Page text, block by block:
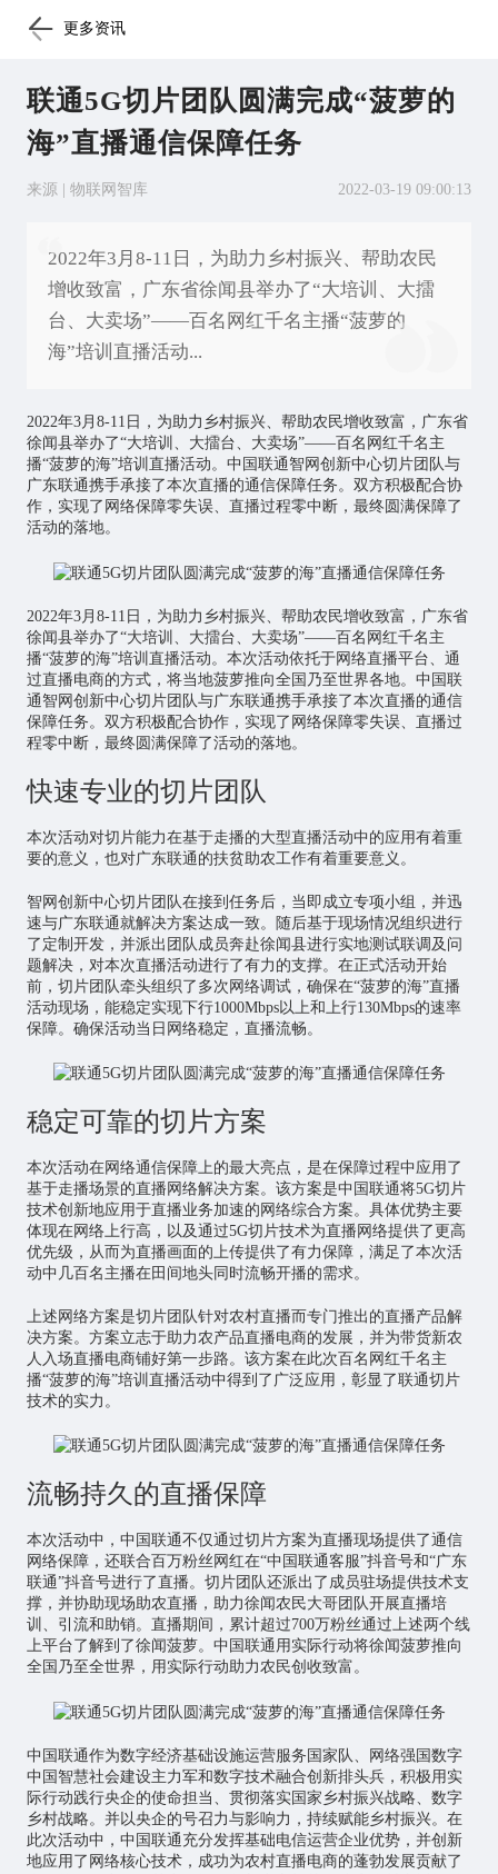
更多资讯
联通5G切片团队圆满完成“菠萝的
海”直播通信保障任务
来源 | 物联网智库 2022-03-19 09:00:13
2022年3月8-11日，为助力乡村振兴、帮助农民
增收致富，广东省徐闻县举办了“大培训、大擂
台、大卖场”——百名网红千名主播“菠萝的
海”培训直播活动...
2022年3月8-11日，为助力乡村振兴、帮助农民增收致富，广东省
徐闻县举办了“大培训、大擂台、大卖场”——百名网红千名主
播“菠萝的海”培训直播活动。中国联通智网创新中心切片团队与
广东联通携手承接了本次直播的通信保障任务。双方积极配合协
作，实现了网络保障零失误、直播过程零中断，最终圆满保障了
活动的落地。
2022年3月8-11日，为助力乡村振兴、帮助农民增收致富，广东省
徐闻县举办了“大培训、大擂台、大卖场”——百名网红千名主
播“菠萝的海”培训直播活动。本次活动依托于网络直播平台、通
过直播电商的方式，将当地菠萝推向全国乃至世界各地。中国联
通智网创新中心切片团队与广东联通携手承接了本次直播的通信
保障任务。双方积极配合协作，实现了网络保障零失误、直播过
程零中断，最终圆满保障了活动的落地。
快速专业的切片团队
本次活动对切片能力在基于走播的大型直播活动中的应用有着重
要的意义，也对广东联通的扶贫助农工作有着重要意义。
智网创新中心切片团队在接到任务后，当即成立专项小组，并迅
速与广东联通就解决方案达成一致。随后基于现场情况组织进行
了定制开发，并派出团队成员奔赴徐闻县进行实地测试联调及问
题解决，对本次直播活动进行了有力的支撑。在正式活动开始
前，切片团队牵头组织了多次网络调试，确保在“菠萝的海”直播
活动现场，能稳定实现下行1000Mbps以上和上行130Mbps的速率
保障。确保活动当日网络稳定，直播流畅。
稳定可靠的切片方案
本次活动在网络通信保障上的最大亮点，是在保障过程中应用了
基于走播场景的直播网络解决方案。该方案是中国联通将5G切片
技术创新地应用于直播业务加速的网络综合方案。具体优势主要
体现在网络上行高，以及通过5G切片技术为直播网络提供了更高
优先级，从而为直播画面的上传提供了有力保障，满足了本次活
动中几百名主播在田间地头同时流畅开播的需求。
上述网络方案是切片团队针对农村直播而专门推出的直播产品解
决方案。方案立志于助力农产品直播电商的发展，并为带货新农
人入场直播电商铺好第一步路。该方案在此次百名网红千名主
播“菠萝的海”培训直播活动中得到了广泛应用，彰显了联通切片
技术的实力。
流畅持久的直播保障
本次活动中，中国联通不仅通过切片方案为直播现场提供了通信
网络保障，还联合百万粉丝网红在“中国联通客服”抖音号和“广东
联通”抖音号进行了直播。切片团队还派出了成员驻场提供技术支
撑，并协助现场助农直播，助力徐闻农民大哥团队开展直播培
训、引流和助销。直播期间，累计超过700万粉丝通过上述两个线
上平台了解到了徐闻菠萝。中国联通用实际行动将徐闻菠萝推向
全国乃至全世界，用实际行动助力农民创收致富。
中国联通作为数字经济基础设施运营服务国家队、网络强国数字
中国智慧社会建设主力军和数字技术融合创新排头兵，积极用实
际行动践行央企的使命担当、贯彻落实国家乡村振兴战略、数字
乡村战略。并以央企的号召力与影响力，持续赋能乡村振兴。在
此次活动中，中国联通充分发挥基础电信运营企业优势，并创新
地应用了网络核心技术，成功为农村直播电商的蓬勃发展贡献了